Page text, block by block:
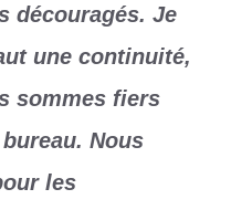
découragés. Je
une continuité,
sommes fiers
Nous
les